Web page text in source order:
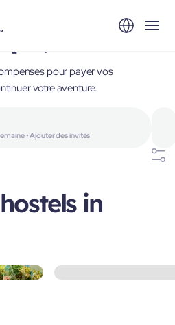
Peru
pour payer vos
votre aventure.
• Ajouter des invités
in